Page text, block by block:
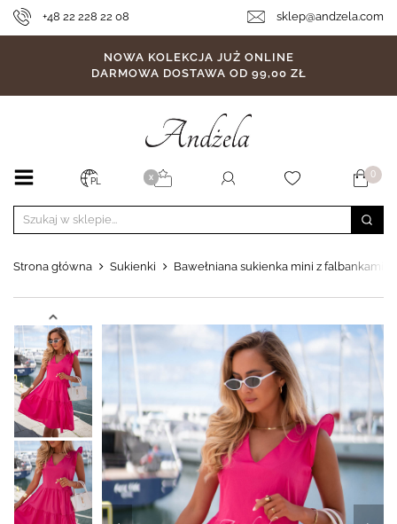
+48 22 228 22 08 sklep@andzela.com
NOWA KOLEKCJA JUŻ ONLINE
DARMOWA DOSTAWA OD 99,00 ZŁ
PL X 0
Strona główna Sukienki Bawełniana sukienka mini z falbankami